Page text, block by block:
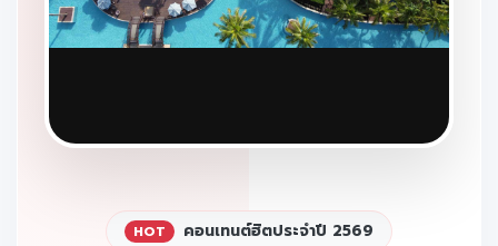
HOT คอนเทนต์ฮิตประจำปี 2569